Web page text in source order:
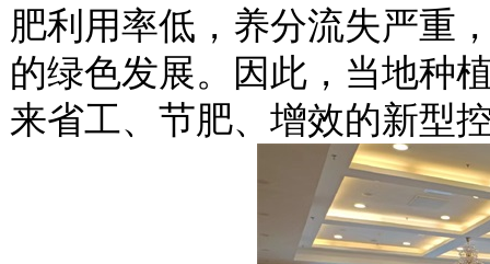
肥利用率低，养分流失严重
的绿色发展。因此，当地种
来省工、节肥、增效的新型